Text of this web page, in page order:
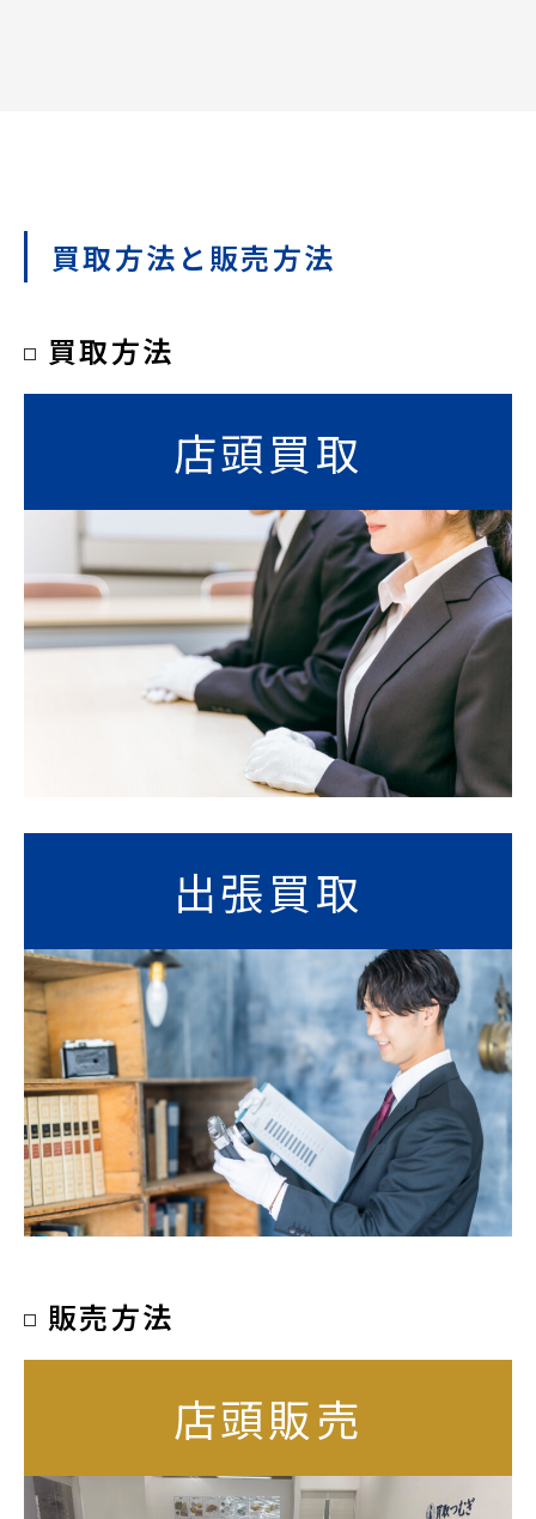
買取方法と販売方法
買取方法
店頭買取
出張買取
販売方法
店頭販売